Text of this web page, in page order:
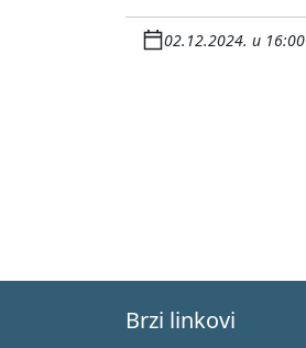
02.12.2024. u 16:00
Brzi linkovi